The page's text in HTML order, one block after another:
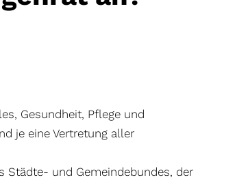
Gesundheit, Pflege und
je eine Vertretung aller
Städte- und Gemeindebundes, der